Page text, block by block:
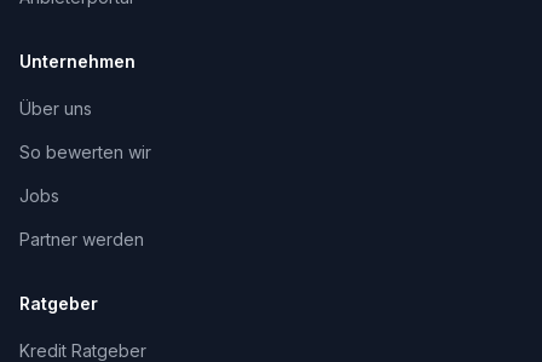
Unternehmen
Über uns
So bewerten wir
Jobs
Partner werden
Ratgeber
Kredit Ratgeber